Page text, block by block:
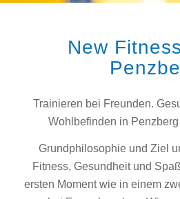
New
Trainieren bei Freunden.
Wohlbefinden in
Grundphilosophie und Ziel
Fitness, Gesundheit und
ersten Moment wie in einem